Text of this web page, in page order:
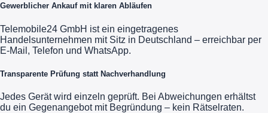
Gewerblicher Ankauf mit klaren Abläufen
Telemobile24 GmbH ist ein eingetragenes
Handelsunternehmen mit Sitz in Deutschland – erreichbar per
E-Mail, Telefon und WhatsApp.
Transparente Prüfung statt Nachverhandlung
Jedes Gerät wird einzeln geprüft. Bei Abweichungen erhältst
du ein Gegenangebot mit Begründung – kein Rätselraten.